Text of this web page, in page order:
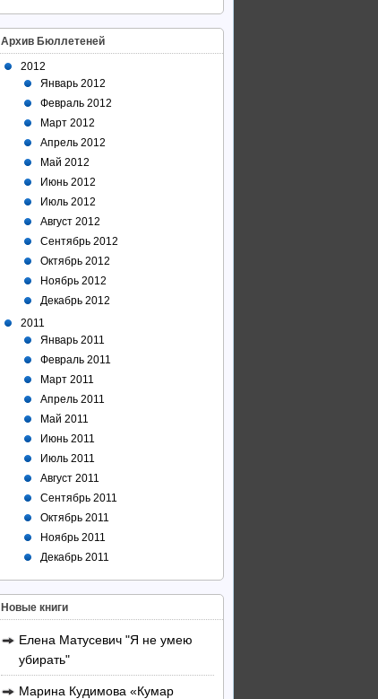
Архив Бюллетеней
2012
Январь 2012
Февраль 2012
Март 2012
Апрель 2012
Май 2012
Июнь 2012
Июль 2012
Август 2012
Сентябрь 2012
Октябрь 2012
Ноябрь 2012
Декабрь 2012
2011
Январь 2011
Февраль 2011
Март 2011
Апрель 2011
Май 2011
Июнь 2011
Июль 2011
Август 2011
Сентябрь 2011
Октябрь 2011
Ноябрь 2011
Декабрь 2011
Новые книги
Елена Матусевич "Я не умею
убирать"
Марина Кудимова «Кумар